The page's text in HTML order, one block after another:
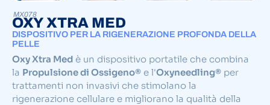
MX078
OXY XTRA MED
DISPOSITIVO PER LA RIGENERAZIONE PROFONDA DELLA
PELLE
Oxy Xtra Med è un dispositivo portatile che combina
la Propulsione di Ossigeno® e l'Oxyneedling® per
trattamenti non invasivi che stimolano la
rigenerazione cellulare e migliorano la qualità della